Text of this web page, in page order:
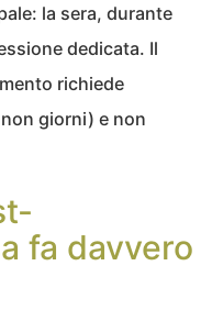
la sera, durante
dedicata. Il
richiede
giorni) e non
fa davvero